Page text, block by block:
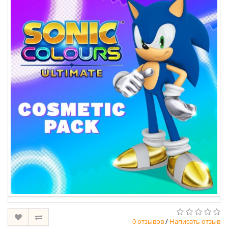
0 отзывов/ Написать отзыв